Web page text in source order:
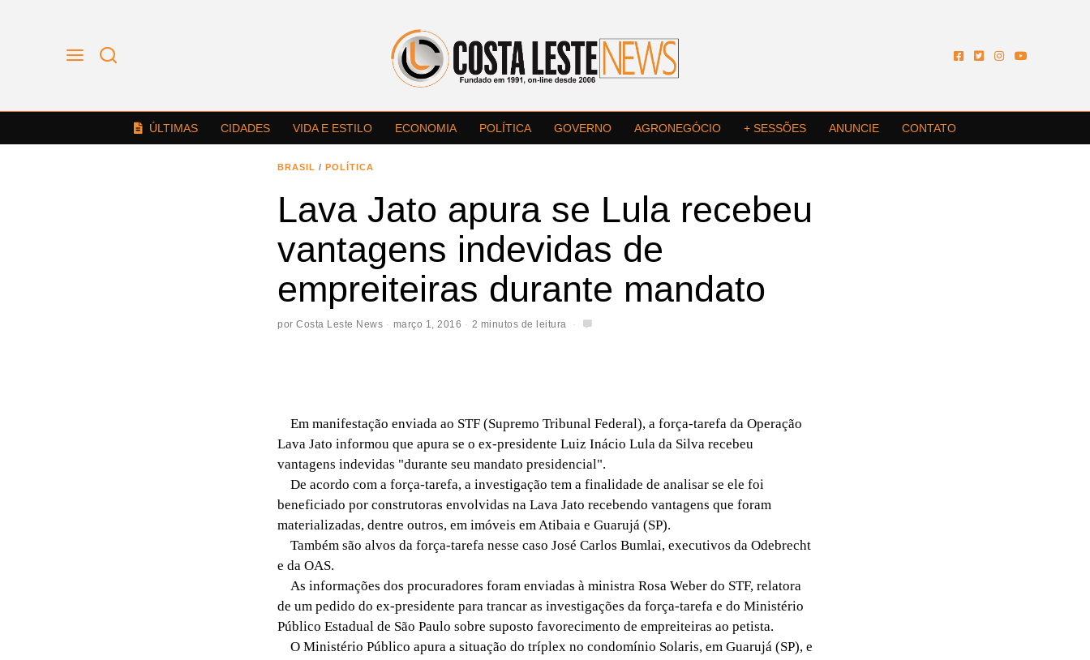
ÚLTIMAS CIDADES VIDA E ESTILO ECONOMIA POLÍTICA GOVERNO AGRONEGÓCIO + SESSÕES ANUNCIE CONTATO
BRASIL / POLÍTICA
Lava Jato apura se Lula recebeu
vantagens indevidas de
empreiteiras durante mandato
por Costa Leste News março 1, 2016 2 minutos de leitura
Em manifestação enviada ao STF (Supremo Tribunal Federal), a força-tarefa da Operação
Lava Jato informou que apura se o ex-presidente Luiz Inácio Lula da Silva recebeu
vantagens indevidas "durante seu mandato presidencial".
De acordo com a força-tarefa, a investigação tem a finalidade de analisar se ele foi
beneficiado por construtoras envolvidas na Lava Jato recebendo vantagens que foram
materializadas, dentre outros, em imóveis em Atibaia e Guarujá (SP).
Também são alvos da força-tarefa nesse caso José Carlos Bumlai, executivos da Odebrecht
e da OAS.
As informações dos procuradores foram enviadas à ministra Rosa Weber do STF, relatora
de um pedido do ex-presidente para trancar as investigações da força-tarefa e do Ministério
Público Estadual de São Paulo sobre suposto favorecimento de empreiteiras ao petista.
O Ministério Público apura a situação do tríplex no condomínio Solaris, em Guarujá (SP), e